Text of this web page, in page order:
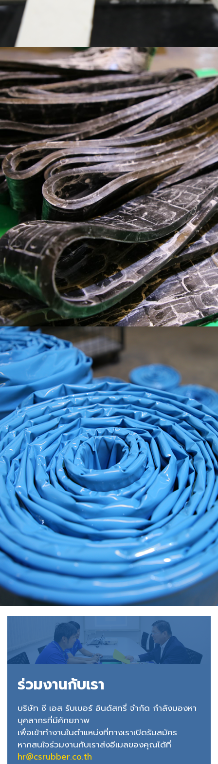
ร่วมงานกับเรา
บริษัท ซี เอส รับเบอร์ อินดัสทรี่ จำกัด กำลังมองหา
บุคลากรที่มีศักยภาพ
เพื่อเข้าทำงานในตำแหน่งที่ทางเราเปิดรับสมัคร
หากสนใจร่วมงานกับเราส่งอีเมลของคุณได้ที่
hr@csrubber.co.th